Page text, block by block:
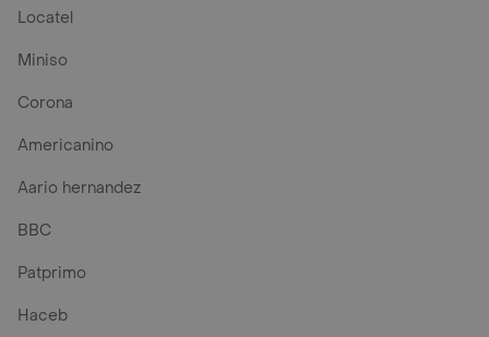
Locatel
Miniso
Corona
Americanino
Aario hernandez
BBC
Patprimo
Haceb